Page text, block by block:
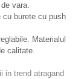
vara.
cu burete cu push
Materialul
calitate.
in trend atragand